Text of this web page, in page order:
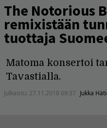
The Notorious
remixistään
tuottaja
Matoma konsertoi
Tavastialla.
Julkaistu: 27.11.2018 09:37 Jukka